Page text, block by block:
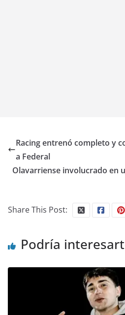
Racing entrenó completo y
a Federal
Olavarriense involucrado en
Share This Post:
Podría